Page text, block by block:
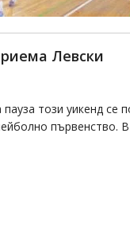
Левски
този уикенд се
първенство.